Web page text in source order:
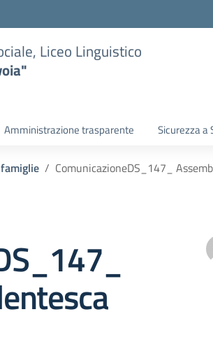
Liceo Linguistico
Amministrazione trasparente Sicurezza a
ComunicazioneDS_147_